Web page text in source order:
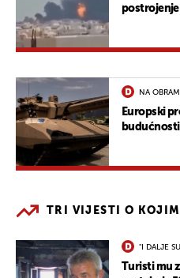
postrojenje
NA
Europski
TRI VIJESTI O
"I DALJE
Turisti mu